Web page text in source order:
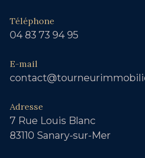
Téléphone
04 83 73 94 95
E-mail
Adresse
7 Rue Louis Blanc
83110 Sanary-sur-Mer